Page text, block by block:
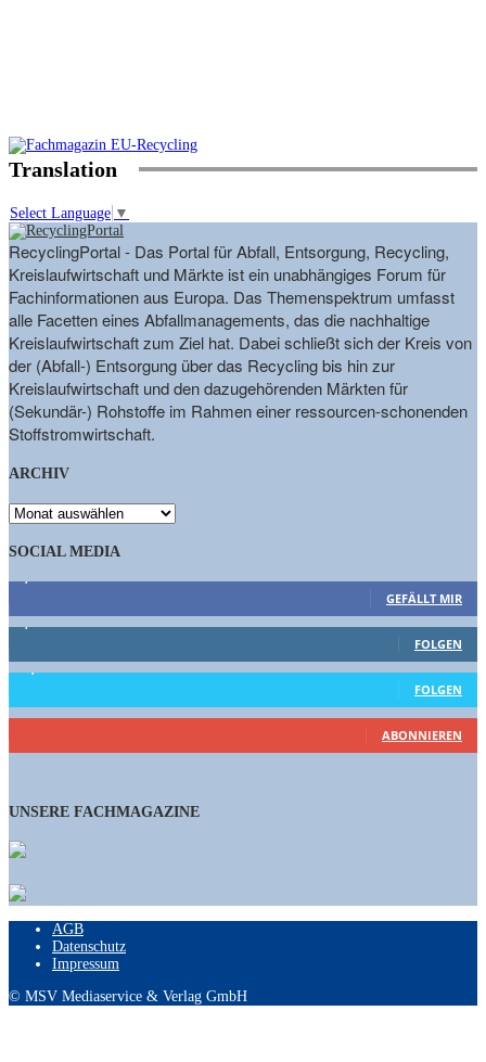
Translation
Select Language ▼
RecyclingPortal - Das Portal für Abfall, Entsorgung, Recycling,
Kreislaufwirtschaft und Märkte ist ein unabhängiges Forum für
Fachinformationen aus Europa. Das Themenspektrum umfasst
alle Facetten eines Abfallmanagements, das die nachhaltige
Kreislaufwirtschaft zum Ziel hat. Dabei schließt sich der Kreis von
der (Abfall-) Entsorgung über das Recycling bis hin zur
Kreislaufwirtschaft und den dazugehörenden Märkten für
(Sekundär-) Rohstoffe im Rahmen einer ressourcen-schonenden
Stoffstromwirtschaft.
ARCHIV
ARCHIV
SOCIAL MEDIA
GEFÄLLT MIR
1,662 Follower
FOLGEN
15,658 Follower
FOLGEN
461 Abonnenten
ABONNIEREN
UNSERE FACHMAGAZINE
AGB
Datenschutz
Impressum
© MSV Mediaservice & Verlag GmbH